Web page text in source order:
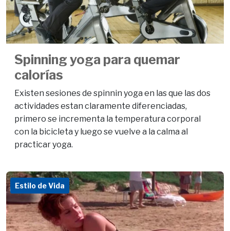
Spinning yoga para quemar
calorías
Existen sesiones de spinnin yoga en las que las dos
actividades estan claramente diferenciadas,
primero se incrementa la temperatura corporal
con la bicicleta y luego se vuelve a la calma al
practicar yoga.
Estilo de Vida